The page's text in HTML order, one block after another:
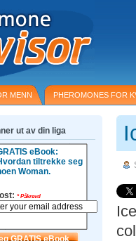
MENN PHEROMONES FOR
ut av din liga
eBook:
tiltrekke seg
Woman.
*Påkrevd